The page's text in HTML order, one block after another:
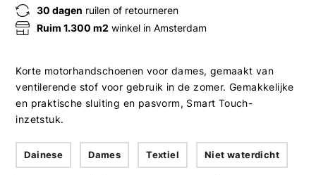
30 dagen ruilen of retourneren
Ruim 1.300 m2 winkel in Amsterdam
Korte motorhandschoenen voor dames, gemaakt van
ventilerende stof voor gebruik in de zomer. Gemakkelijke
en praktische sluiting en pasvorm, Smart Touch-
inzetstuk.
Dainese Dames Textiel Niet waterdicht